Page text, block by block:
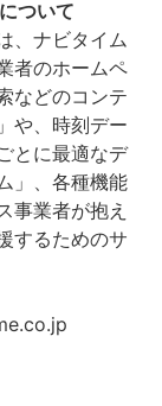
ついて
、ナビタイム
者のホームペ
などのコンテ
や、時刻デー
とに最適なデ
」、各種機能
事業者が抱え
するためのサ